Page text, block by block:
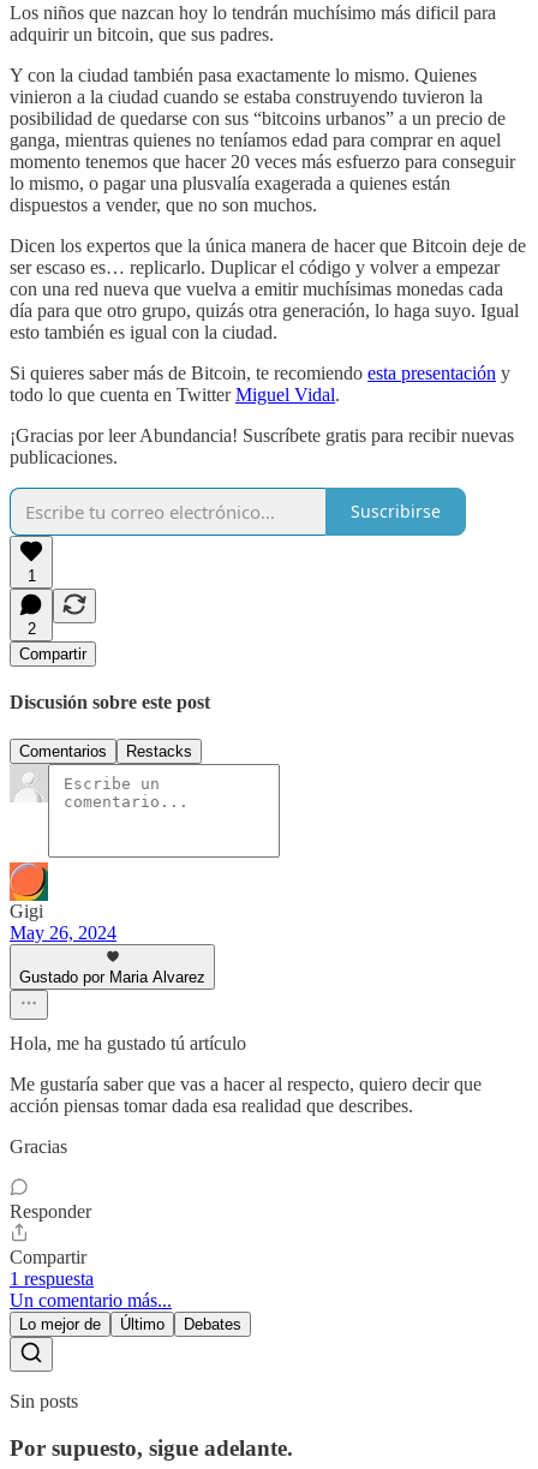
Los niños que nazcan hoy lo tendrán muchísimo más dificil para
adquirir un bitcoin, que sus padres.
Y con la ciudad también pasa exactamente lo mismo. Quienes
vinieron a la ciudad cuando se estaba construyendo tuvieron la
posibilidad de quedarse con sus “bitcoins urbanos” a un precio de
ganga, mientras quienes no teníamos edad para comprar en aquel
momento tenemos que hacer 20 veces más esfuerzo para conseguir
lo mismo, o pagar una plusvalía exagerada a quienes están
dispuestos a vender, que no son muchos.
Dicen los expertos que la única manera de hacer que Bitcoin deje de
ser escaso es… replicarlo. Duplicar el código y volver a empezar
con una red nueva que vuelva a emitir muchísimas monedas cada
día para que otro grupo, quizás otra generación, lo haga suyo. Igual
esto también es igual con la ciudad.
Si quieres saber más de Bitcoin, te recomiendo esta presentación y
todo lo que cuenta en TwitterMiguel Vidal.
¡Gracias por leer Abundancia! Suscríbete gratis para recibir nuevas
publicaciones.
Suscribirse
1
2
Compartir
Discusión sobre este post
Comentarios Restacks
Gigi
May 26, 2024
Gustado por Maria Alvarez
Hola, me ha gustado tú artículo
Me gustaría saber que vas a hacer al respecto, quiero decir que
acción piensas tomar dada esa realidad que describes.
Gracias
Responder
Compartir
1 respuesta
Un comentario más...
Lo mejor de Último Debates
Sin posts
Por supuesto, sigue adelante.